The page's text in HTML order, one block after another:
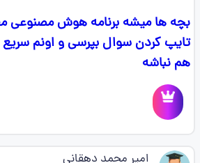
بچه ها میشه برنامه هوش مصنوعی
تایپ کردن سوال بپرسی و اونم سریع
هم نباشه